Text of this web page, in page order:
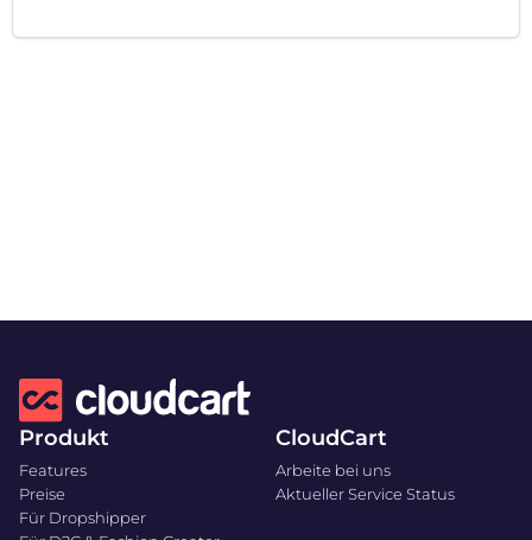
Produkt
Features
Preise
Für Dropshipper
CloudCart
Arbeite bei uns
Aktueller Service Status